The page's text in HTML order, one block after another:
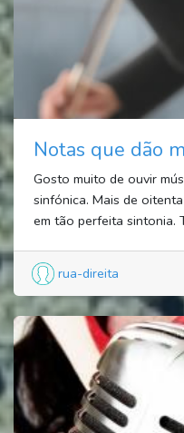
Notas que dão
Gosto muito de ouvir
sinfónica. Mais de
em tão perfeita sintonia.
rua-direita